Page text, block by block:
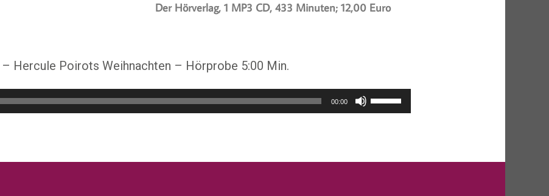
Der Hörverlag, 1 MP3 CD, 433 Minuten; 12,00 Euro
Hercule Poirots Weihnachten – Hörprobe 5:00 Min.
00:00
Pfeiltasten
Hoch/Runter